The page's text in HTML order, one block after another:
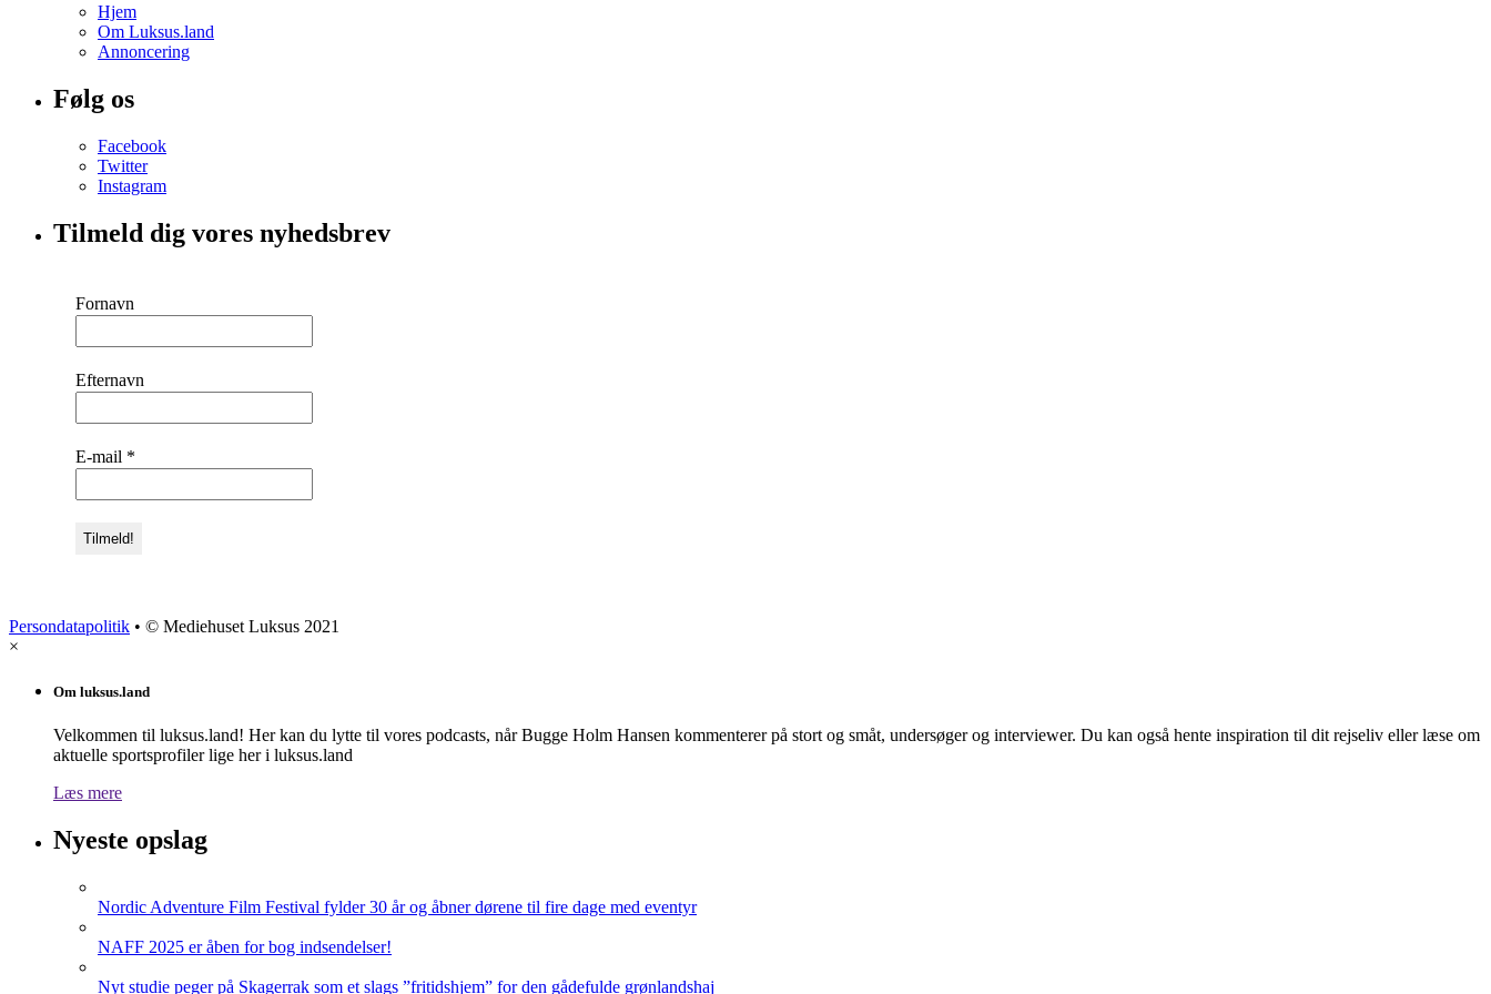
Hjem
Om Luksus.land
Annoncering
Følg os
Facebook
Twitter
Instagram
Tilmeld dig vores nyhedsbrev
Fornavn
Efternavn
E-mail *
Persondatapolitik • © Mediehuset Luksus 2021
×
Om luksus.land
Velkommen til luksus.land! Her kan du lytte til vores podcasts, når Bugge Holm Hansen kommenterer på stort og småt, undersøger og interviewer. Du kan også hente inspiration til dit rejseliv eller læse om
aktuelle sportsprofiler lige her i luksus.land
Læs mere
Nyeste opslag
Nordic Adventure Film Festival fylder 30 år og åbner dørene til fire dage med eventyr
NAFF 2025 er åben for bog indsendelser!
Nyt studie peger på Skagerrak som et slags ”fritidshjem” for den gådefulde grønlandshaj